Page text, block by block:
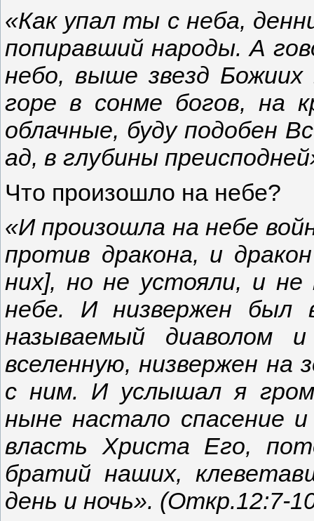
«Как упал ты с неба,
попиравший народы. А
небо, выше звезд Божиих
горе в сонме богов, на
облачные, буду подобен
ад, в глубины
Что произошло на небе?
«И произошла на небе
против дракона, и
них], но не устояли, и
небе. И низвержен был
называемый диаволом
вселенную, низвержен на
с ним. И услышал я
ныне настало спасение
власть Христа Его,
братий наших,
день и ночь». (Откр.12:7-